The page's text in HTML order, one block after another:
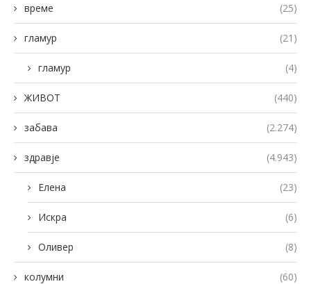
време (25)
гламур (21)
гламур (4)
ЖИВОТ (440)
забава (2.274)
здравје (4.943)
Елена (23)
Искра (6)
Оливер (8)
колумни (60)